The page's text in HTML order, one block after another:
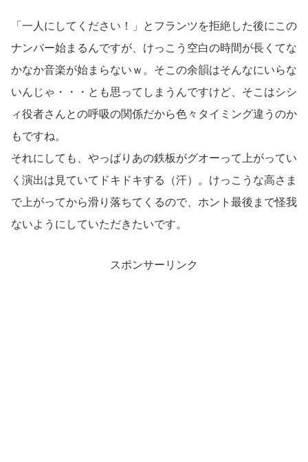
「一人にしてください！」とフランツを拒絶した後にこの
ナンバー始まるんですが、けっこう空白の時間が長くてな
かなか音楽が始まらないｗ。そこの余韻はそんなにいらな
いんじゃ・・・とも思ってしまうんですけど、そこはシシ
ィ役者さんとの呼吸の関係だから色々タイミング違うのか
もですね。
それにしても、やっぱりあの鉄板がグオーって上がってい
く演出は見ていてドキドキする（汗）。けっこうな高さま
で上がってから滑り落ちてくるので、ホント最後まで怪我
ないようにしていただきたいです。
スポンサーリンク